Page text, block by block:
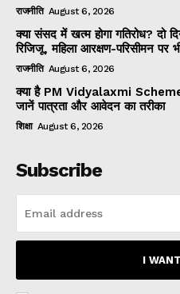
राजनीति August 6, 2026
क्या संसद में खत्म होगा गतिरोध? दो
रिजिजू, महिला आरक्षण-परिसीमन पर
राजनीति August 6, 2026
क्या है PM Vidyalaxmi
जानें पात्रता और आवेदन का तरीका
शिक्षा August 6, 2026
Subscribe
I